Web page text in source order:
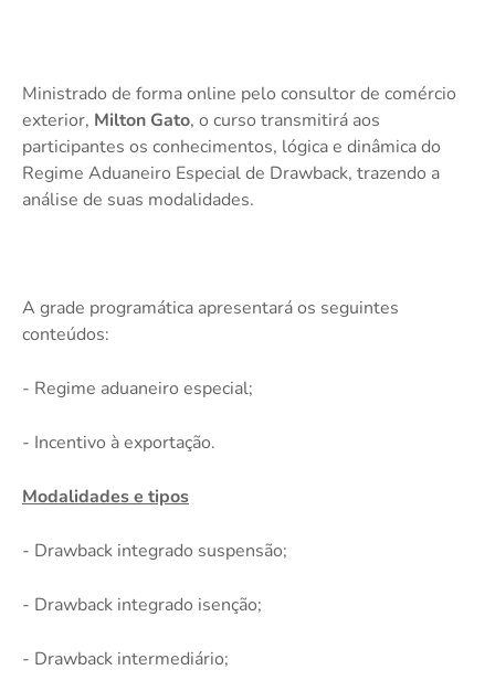
Ministrado de forma online pelo consultor de comércio
exterior, Milton Gato, o curso transmitirá aos
participantes os conhecimentos, lógica e dinâmica do
Regime Aduaneiro Especial de Drawback, trazendo a
análise de suas modalidades.
A grade programática apresentará os seguintes
conteúdos:
- Regime aduaneiro especial;
- Incentivo à exportação.
Modalidades e tipos
- Drawback integrado suspensão;
- Drawback integrado isenção;
- Drawback intermediário;